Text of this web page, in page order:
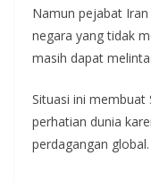
Namun pejabat
negara yang tidak
masih dapat
Situasi ini
perhatian dunia
perdagangan global.